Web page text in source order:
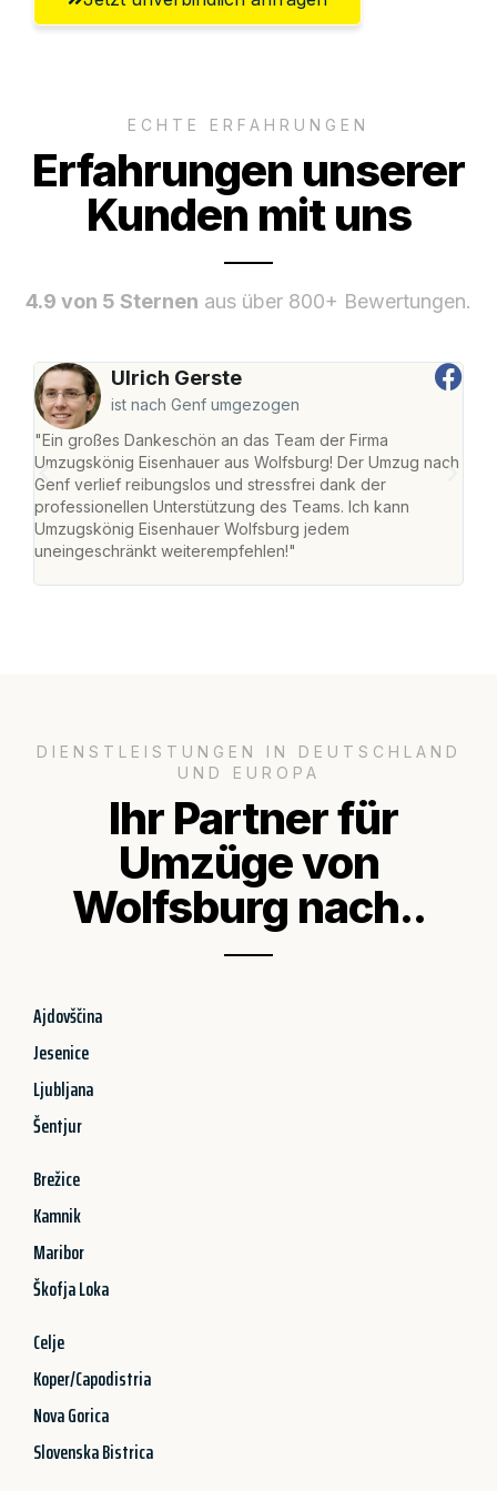
ECHTE ERFAHRUNGEN
Erfahrungen unserer
Kunden mit uns
4.9 von 5 Sternen aus über 800+ Bewertungen.
Ulrich Gerste
ist nach Genf umgezogen
"Ein großes Dankeschön an das Team der Firma
Umzugskönig Eisenhauer aus Wolfsburg! Der Umzug nach
Genf verlief reibungslos und stressfrei dank der
professionellen Unterstützung des Teams. Ich kann
Umzugskönig Eisenhauer Wolfsburg jedem
uneingeschränkt weiterempfehlen!"
DIENSTLEISTUNGEN IN DEUTSCHLAND
UND EUROPA
Ihr Partner für
Umzüge von
Wolfsburg nach..
Ajdovščina
Jesenice
Ljubljana
Šentjur
Brežice
Kamnik
Maribor
Škofja Loka
Celje
Koper/Capodistria
Nova Gorica
Slovenska Bistrica